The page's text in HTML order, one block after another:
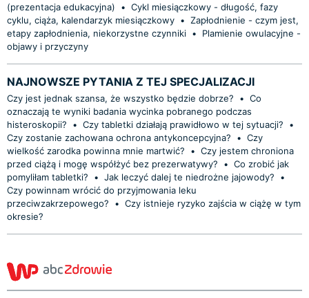
(prezentacja edukacyjna)
• Cykl miesiączkowy - długość, fazy
cyklu, ciąża, kalendarzyk miesiączkowy • Zapłodnienie - czym jest,
etapy zapłodnienia, niekorzystne czynniki •
Plamienie owulacyjne -
objawy i przyczyny
NAJNOWSZE PYTANIA Z TEJ SPECJALIZACJI
Czy jest jednak szansa, że wszystko będzie dobrze? • Co
oznaczają te wyniki badania wycinka pobranego podczas
histeroskopii?
• Czy tabletki działają prawidłowo w tej sytuacji?
•
Czy zostanie zachowana ochrona antykoncepcyjna?
• Czy
wielkość zarodka powinna mnie martwić?
• Czy jestem chroniona
przed ciążą i mogę współżyć bez prezerwatywy?
• Co zrobić jak
pomyliłam tabletki?
• Jak leczyć dalej te niedrożne jajowody?
•
Czy powinnam wrócić do przyjmowania leku
przeciwzakrzepowego?
• Czy istnieje ryzyko zajścia w ciążę w tym
okresie?